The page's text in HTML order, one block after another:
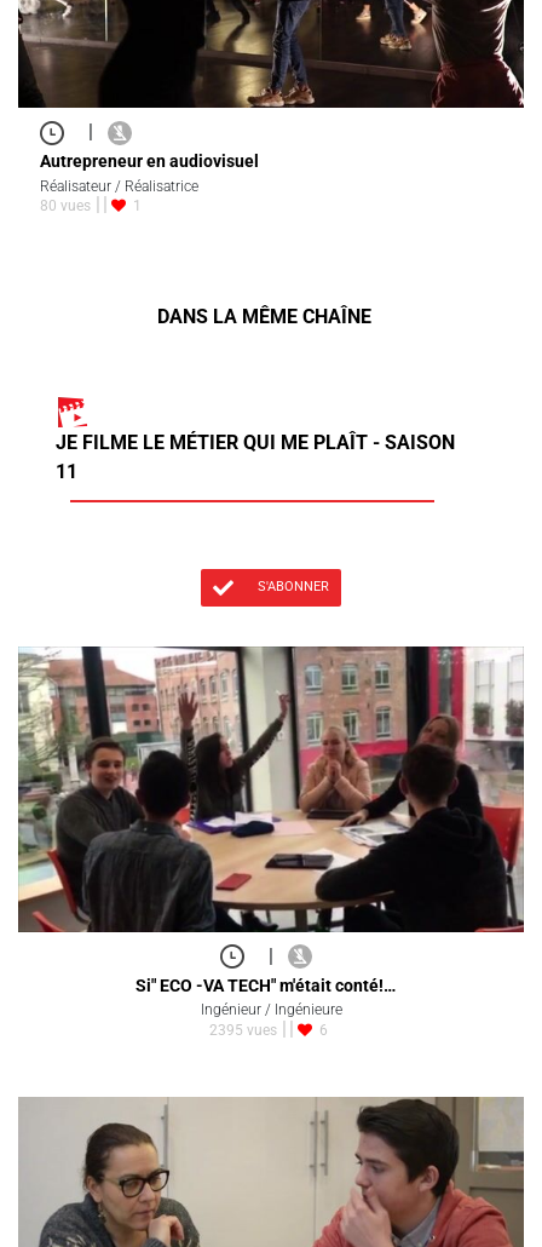
|
Autrepreneur en audiovisuel
Réalisateur / Réalisatrice
80 vues
1
DANS LA MÊME CHAÎNE
JE FILME LE MÉTIER QUI ME PLAÎT - SAISON
11
S'ABONNER
|
Si" ECO -VA TECH" m'était conté!…
Ingénieur / Ingénieure
2395 vues
6